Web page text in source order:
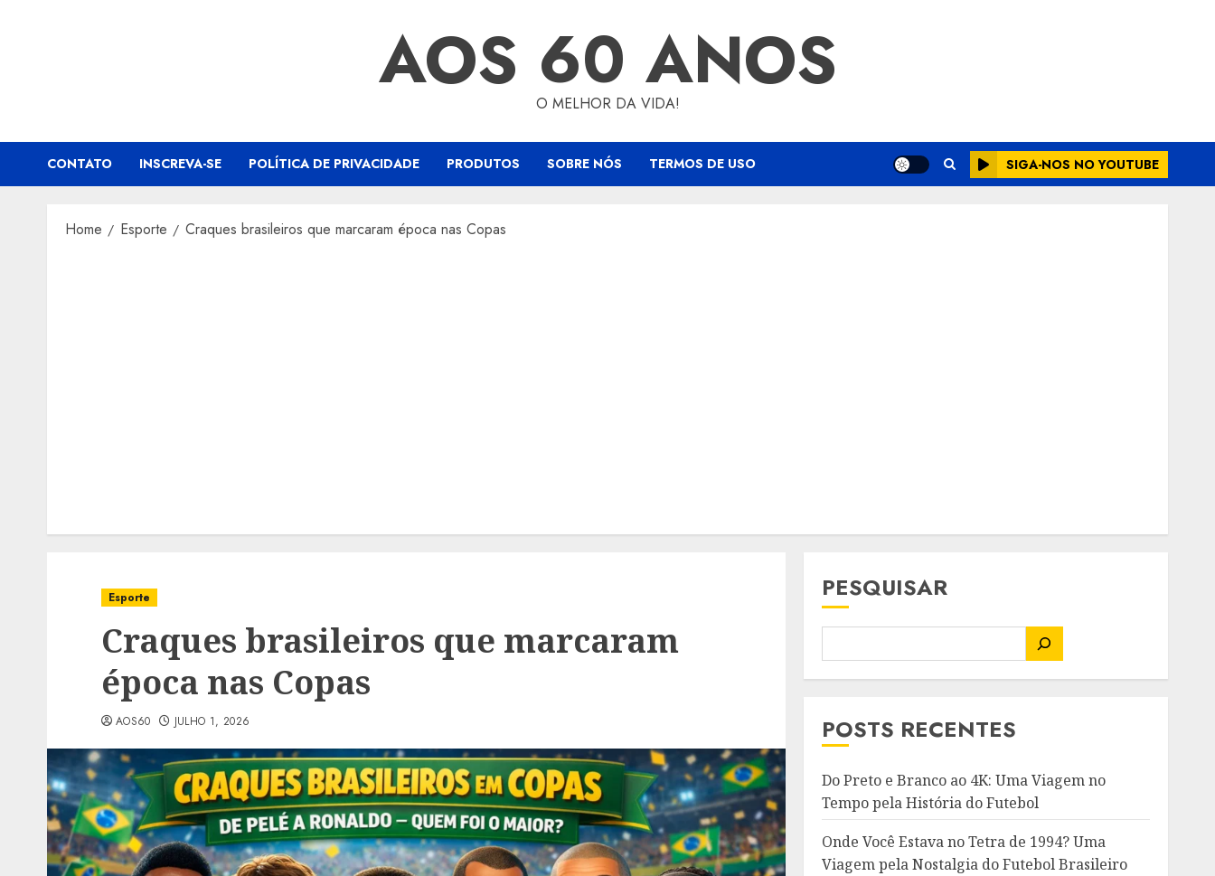
AOS 60 ANOS
O MELHOR DA VIDA!
CONTATO INSCREVA-SE POLÍTICA DE PRIVACIDADE PRODUTOS SOBRE NÓS TERMOS DE USO SIGA-NOS NO YOUTUBE
Home Esporte Craques brasileiros que marcaram época nas Copas
Esporte
Craques brasileiros que marcaram
época nas Copas
AOS60 JULHO 1, 2026
PESQUISAR
POSTS RECENTES
Do Preto e Branco ao 4K: Uma Viagem no
Tempo pela História do Futebol
Onde Você Estava no Tetra de 1994? Uma
Viagem pela Nostalgia do Futebol Brasileiro